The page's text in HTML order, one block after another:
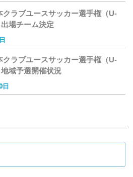
クラブユースサッカー選手権（U-
場チーム決定
クラブユースサッカー選手権（U-
域予選開催状況
日